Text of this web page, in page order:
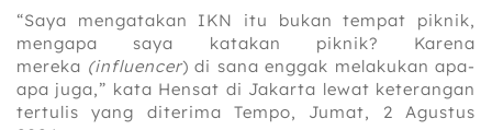
“Saya mengatakan IKN itu bukan tempat piknik,
mengapa saya katakan piknik? Karena
mereka (influencer) di sana enggak melakukan apa-
apa juga,” kata Hensat di Jakarta lewat keterangan
tertulis yang diterima Tempo, Jumat, 2 Agustus